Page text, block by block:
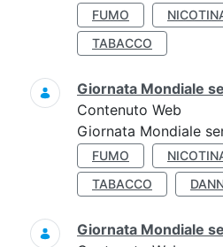
FUMO
TABACCO
Giornata Mondiale
Contenuto Web
Giornata Mondiale
FUMO
TABACCO
Giornata Mondiale